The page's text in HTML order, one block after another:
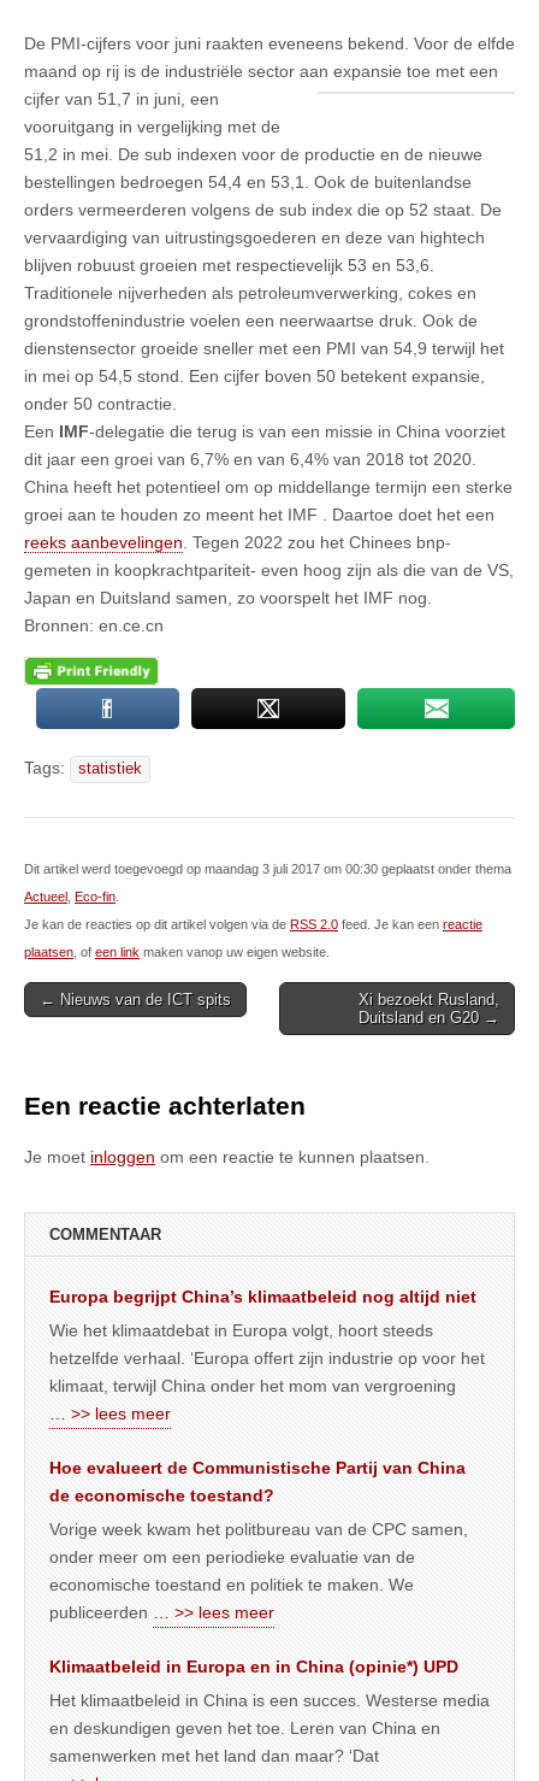
De PMI-cijfers voor juni raakten eveneens bekend. Voor de elfde
maand op rij is de industriële sector aan expansie toe met een
cijfer van 51,7 in juni, een
vooruitgang in vergelijking met de
51,2 in mei. De sub indexen voor de productie en de nieuwe
bestellingen bedroegen 54,4 en 53,1. Ook de buitenlandse
orders vermeerderen volgens de sub index die op 52 staat. De
vervaardiging van uitrustingsgoederen en deze van hightech
blijven robuust groeien met respectievelijk 53 en 53,6.
Traditionele nijverheden als petroleumverwerking, cokes en
grondstoffenindustrie voelen een neerwaartse druk. Ook de
dienstensector groeide sneller met een PMI van 54,9 terwijl het
in mei op 54,5 stond. Een cijfer boven 50 betekent expansie,
onder 50 contractie.
Een IMF-delegatie die terug is van een missie in China voorziet
dit jaar een groei van 6,7% en van 6,4% van 2018 tot 2020.
China heeft het potentieel om op middellange termijn een sterke
groei aan te houden zo meent het IMF . Daartoe doet het een
reeks aanbevelingen . Tegen 2022 zou het Chinees bnp-
gemeten in koopkrachtpariteit- even hoog zijn als die van de VS,
Japan en Duitsland samen, zo voorspelt het IMF nog.
Bronnen: en.ce.cn
Tags: statistiek
Dit artikel werd toegevoegd op maandag 3 juli 2017 om 00:30 geplaatst onder thema
Actueel
Eco-fin
Je kan de reacties op dit artikel volgen via de RSS 2.0 feed. Je kan een reactie
plaatsen , of een link maken vanop uw eigen website.
Post
← Nieuws van de ICT spits
Xi bezoekt Rusland,
Duitsland en G20 →
Een reactie achterlaten
Je moet inloggen om een reactie te kunnen plaatsen.
COMMENTAAR
Europa begrijpt China’s klimaatbeleid nog altijd niet
Wie het klimaatdebat in Europa volgt, hoort steeds
hetzelfde verhaal. ‘Europa offert zijn industrie op voor het
klimaat, terwijl China onder het mom van vergroening
… >> lees meer
Hoe evalueert de Communistische Partij van China
de economische toestand?
Vorige week kwam het politbureau van de CPC samen,
onder meer om een periodieke evaluatie van de
economische toestand en politiek te maken. We
publiceerden … >> lees meer
Klimaatbeleid in Europa en in China (opinie*) UPD
Het klimaatbeleid in China is een succes. Westerse media
en deskundigen geven het toe. Leren van China en
samenwerken met het land dan maar? ‘Dat